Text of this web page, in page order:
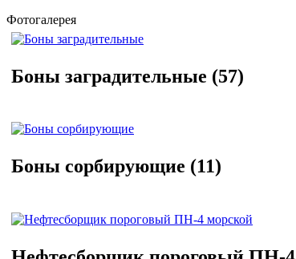
Фотогалерея
Боны заградительные (57)
Боны сорбирующие (11)